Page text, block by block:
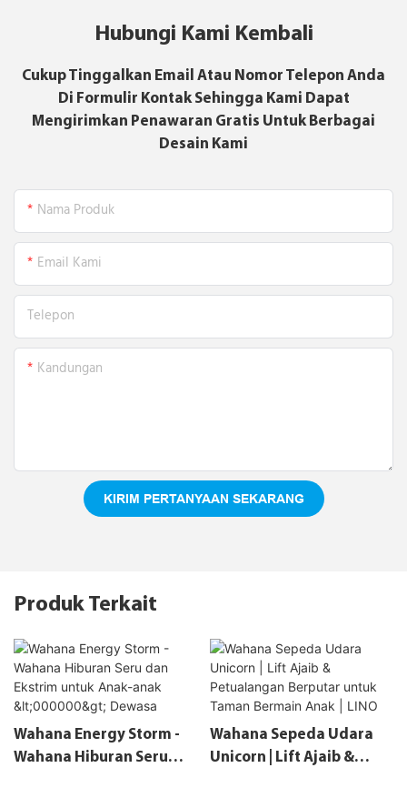
Hubungi Kami Kembali
Cukup Tinggalkan Email Atau Nomor Telepon Anda
Di Formulir Kontak Sehingga Kami Dapat
Mengirimkan Penawaran Gratis Untuk Berbagai
Desain Kami
Nama Produk
Email Kami
Telepon
Kandungan
KIRIM PERTANYAAN SEKARANG
Produk Terkait
Wahana Energy Storm -
Wahana Hiburan Seru
Wahana Sepeda Udara
Unicorn | Lift Ajaib &